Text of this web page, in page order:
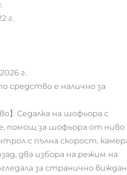
г.
г.
средство е налично за
】Седалка на шофьора с
помощ за шофьора от ниво
с пълна скорост,
два избора на режим на
за странично